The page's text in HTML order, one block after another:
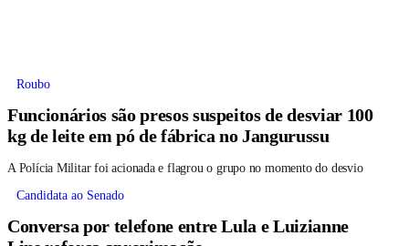
Roubo
Funcionários são presos suspeitos de desviar 100
kg de leite em pó de fábrica no Jangurussu
A Polícia Militar foi acionada e flagrou o grupo no momento do desvio
Candidata ao Senado
Conversa por telefone entre Lula e Luizianne